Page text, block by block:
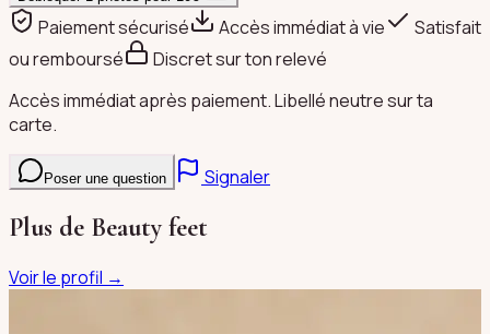
Paiement sécurisé Accès immédiat à vie
Satisfait
ou remboursé
Discret sur ton relevé
Accès immédiat après paiement. Libellé neutre sur ta
carte.
Poser une question Signaler
Plus de Beauty feet
Voir le profil →